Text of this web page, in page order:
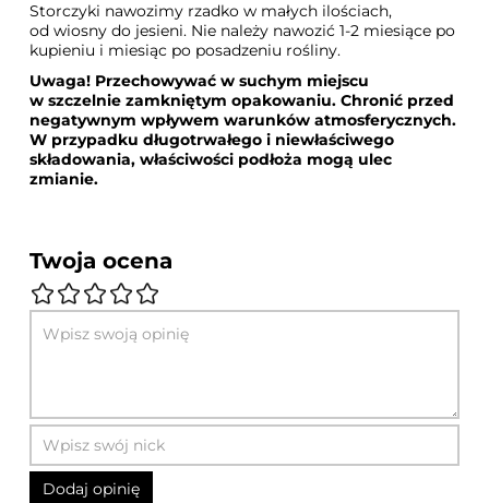
Storczyki nawozimy rzadko w małych ilościach,
od wiosny do jesieni. Nie należy nawozić 1-2 miesiące po
kupieniu i miesiąc po posadzeniu rośliny.
Uwaga! Przechowywać w suchym miejscu
w szczelnie zamkniętym opakowaniu. Chronić przed
negatywnym wpływem warunków atmosferycznych.
W przypadku długotrwałego i niewłaściwego
składowania, właściwości podłoża mogą ulec
zmianie.
Twoja ocena